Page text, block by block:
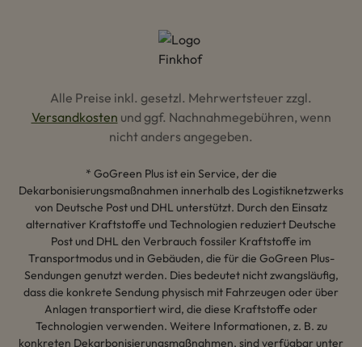
Alle Preise inkl. gesetzl. Mehrwertsteuer zzgl.
Versandkosten und ggf. Nachnahmegebühren, wenn
nicht anders angegeben.
* GoGreen Plus ist ein Service, der die
Dekarbonisierungsmaßnahmen innerhalb des Logistiknetzwerks
von Deutsche Post und DHL unterstützt. Durch den Einsatz
alternativer Kraftstoffe und Technologien reduziert Deutsche
Post und DHL den Verbrauch fossiler Kraftstoffe im
Transportmodus und in Gebäuden, die für die GoGreen Plus-
Sendungen genutzt werden. Dies bedeutet nicht zwangsläufig,
dass die konkrete Sendung physisch mit Fahrzeugen oder über
Anlagen transportiert wird, die diese Kraftstoffe oder
Technologien verwenden. Weitere Informationen, z. B. zu
konkreten Dekarbonisierungsmaßnahmen, sind verfügbar unter